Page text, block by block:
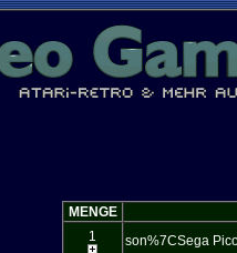
MENGE
1
son%7CSega